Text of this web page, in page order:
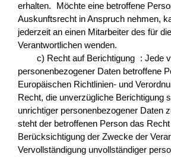
erhalten. Möchte eine betroffene
Auskunftsrecht in Anspruch nehmen,
jederzeit an einen Mitarbeiter des für
Verantwortlichen wenden.
c) Recht auf Berichtigung : Jede
personenbezogener Daten betroffene
Europäischen Richtlinien- und
Recht, die unverzügliche Berichtigung
unrichtiger personenbezogener Daten
steht der betroffenen Person das
Berücksichtigung der Zwecke der
Vervollständigung unvollständiger